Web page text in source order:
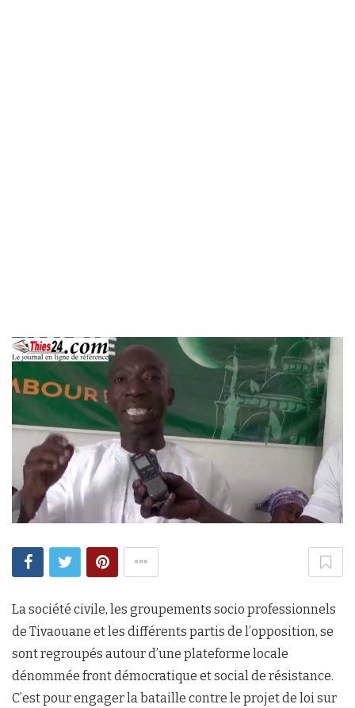
La société civile, les groupements socio professionnels
de Tivaouane et les différents partis de l’opposition, se
sont regroupés autour d’une plateforme locale
dénommée front démocratique et social de résistance.
C’est pour engager la bataille contre le projet de loi sur